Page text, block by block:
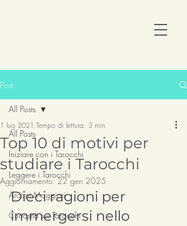
Post
All Posts
Iniziare con i Tarocchi
Leggere i Tarocchi
Arcani Maggiori
Curiosità sui Tarocchi
All Posts
Top 10 di motivi per
studiare i Tarocchi
1 lug 2021 Tempo di lettura: 3 min
Aggiornamento:22 gen 2025
Dieci ragioni per
immergersi nello